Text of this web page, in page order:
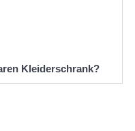
Kleiderschrank?